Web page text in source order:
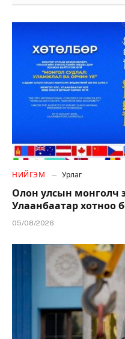
НИЙГЭМ Урлаг
Олон улсын монголч
Улаанбаатар хотноо
05/08/2026